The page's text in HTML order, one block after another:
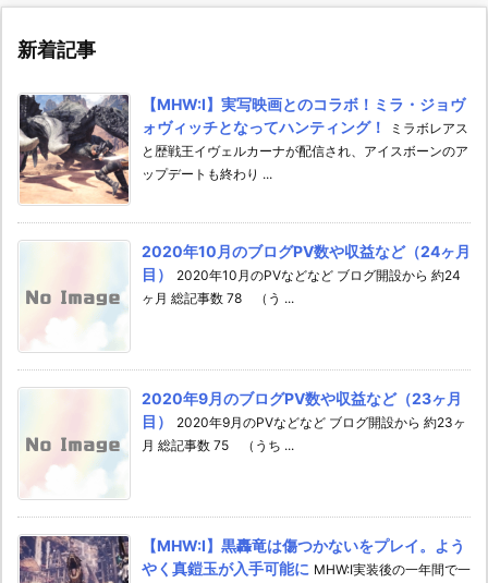
新着記事
【MHW:I】実写映画とのコラボ！ミラ・ジョヴ
ォヴィッチとなってハンティング！
ミラボレアス
と歴戦王イヴェルカーナが配信され、アイスボーンのア
ップデートも終わり ...
2020年10月のブログPV数や収益など（24ヶ月
目）
2020年10月のPVなどなど ブログ開設から 約24
ヶ月 総記事数 78 （う ...
2020年9月のブログPV数や収益など（23ヶ月
目）
2020年9月のPVなどなど ブログ開設から 約23ヶ
月 総記事数 75 （うち ...
【MHW:I】黒轟竜は傷つかないをプレイ。よう
やく真鎧玉が入手可能に MHW:I実装後の一年間で一